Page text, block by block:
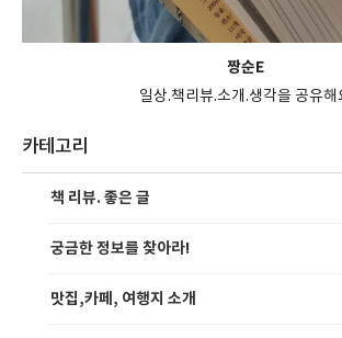
짱순E
일상.책리뷰.소개.생각을 공유해
카테고리
책 리뷰. 좋은 글
궁금한 정보를 찾아라!
맛집,카페, 여행지 소개